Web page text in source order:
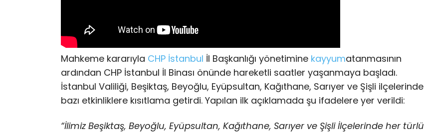
Mahkeme kararıyla CHP İstanbul İl Başkanlığı yönetimine kayyumatanmasının
ardından CHP İstanbul İl Binası önünde hareketli saatler yaşanmaya başladı.
İstanbul Valiliği, Beşiktaş, Beyoğlu, Eyüpsultan, Kağıthane, Sarıyer ve Şişli ilçelerinde
bazı etkinliklere kısıtlama getirdi. Yapılan ilk açıklamada şu ifadelere yer verildi:
“İlimiz Beşiktaş, Beyoğlu, Eyüpsultan, Kağıthane, Sarıyer ve Şişli İlçelerinde her türlü